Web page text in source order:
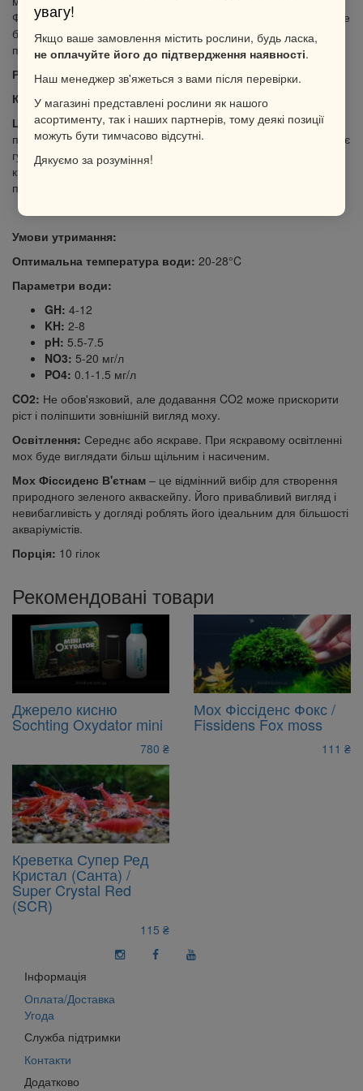
Фіссиденс В'єтнам чудово виглядає на каменях, корягах і може
бути використаний для створення зелених килимів або
підводних стінок.
Розмір:Висота до 5 см.
Колір листя:Яскраво-зелений, насичений.
Цікава інформація:Мох Фіссиденс В'єтнам характеризується
повільним ростом, але він досить легко приживається і формує
густі зарослі, які служать укриттям для дрібних рибок та
креветок. Він ідеально підходить для початківців, оскільки не
потребує складного догляду.
Умови утримання:
Оптимальна температура води: 20-28°C
Параметри води:
GH: 4-12
KH: 2-8
pH: 5.5-7.5
NO3: 5-20 мг/л
PO4: 0.1-1.5 мг/л
CO2: Не обов'язковий, але додавання CO2 може прискорити
ріст і поліпшити зовнішній вигляд моху.
Освітлення: Середнє або яскраве. При яскравому освітленні
мох буде виглядати більш щільним і насиченим.
Мох Фіссиденс В'єтнам – це відмінний вибір для створення
природного зеленого акваскейпу. Його привабливий вигляд і
невибагливість у догляді роблять його ідеальним для більшості
акваріумістів.
Порція: 10 гілок
Рекомендовані товари
Джерело кисню
Sochting Oxydator mini
780 ₴
Мох Фіссіденс Фокс /
Fissidens Fox moss
111 ₴
Креветка Супер Ред
Кристал (Санта) /
Super Crystal Red
(SCR)
115 ₴
Інформація
Оплата/Доставка
Угода
Служба підтримки
Контакти
Додатково
увагу!
Якщо ваше замовлення містить рослини, будь ласка,
не оплачуйте його до підтвердження наявності.
Наш менеджер зв'яжеться з вами після перевірки.
У магазині представлені рослини як нашого
асортименту, так і наших партнерів, тому деякі позиції
можуть бути тимчасово відсутні.
Дякуємо за розуміння!